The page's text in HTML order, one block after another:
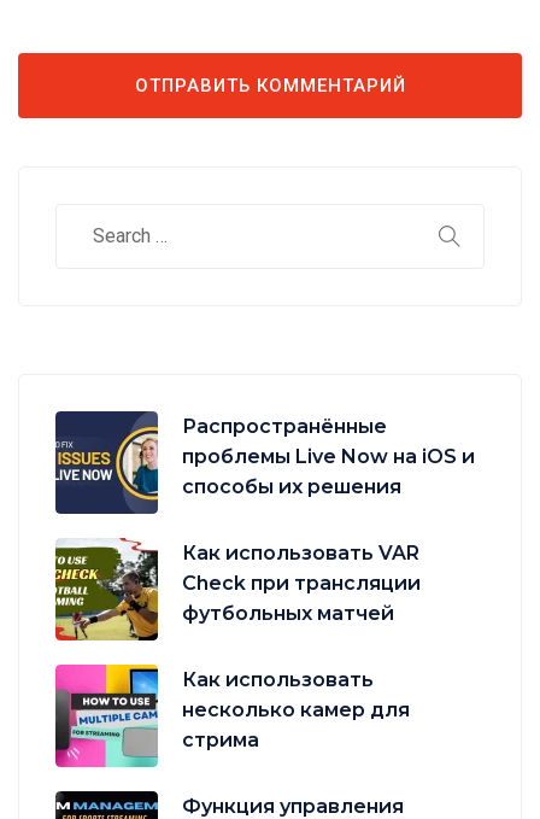
Распространённые
проблемы Live Now на iOS и
способы их решения
Как использовать VAR
Check при трансляции
футбольных матчей
Как использовать
несколько камер для
стрима
Функция управления